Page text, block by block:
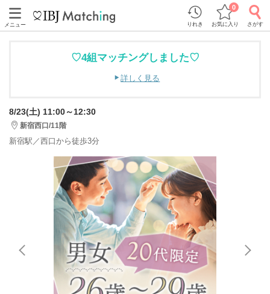
メニュー りれき お気に入り
0
さがす
♡4組マッチングしました♡
詳しく見る
8/23(土) 11:00～12:30
新宿西口/11階
新宿駅／西口から徒歩3分